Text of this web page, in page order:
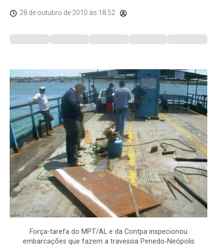
28 de outubro de 2010 às 18:52
Força-tarefa do MPT/AL e da Contpa inspecionou
embarcações que fazem a travessia Penedo-Neópolis